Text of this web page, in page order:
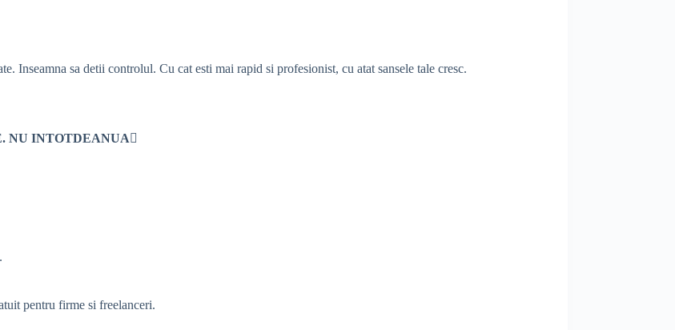
Inseamna sa detii controlul. Cu cat esti mai rapid si profesionist, cu atat sansele tale cresc.
NU INTOTDEANUA
pentru firme si freelanceri.